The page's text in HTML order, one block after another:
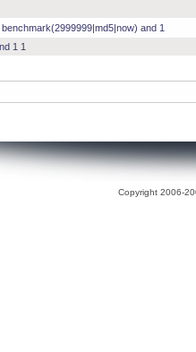
and 1
1 1
Copyright 2006-